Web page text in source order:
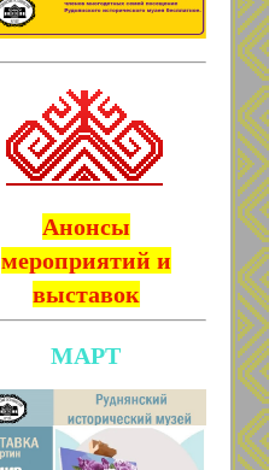
Анонсы
мероприятий и
выставок
МАРТ